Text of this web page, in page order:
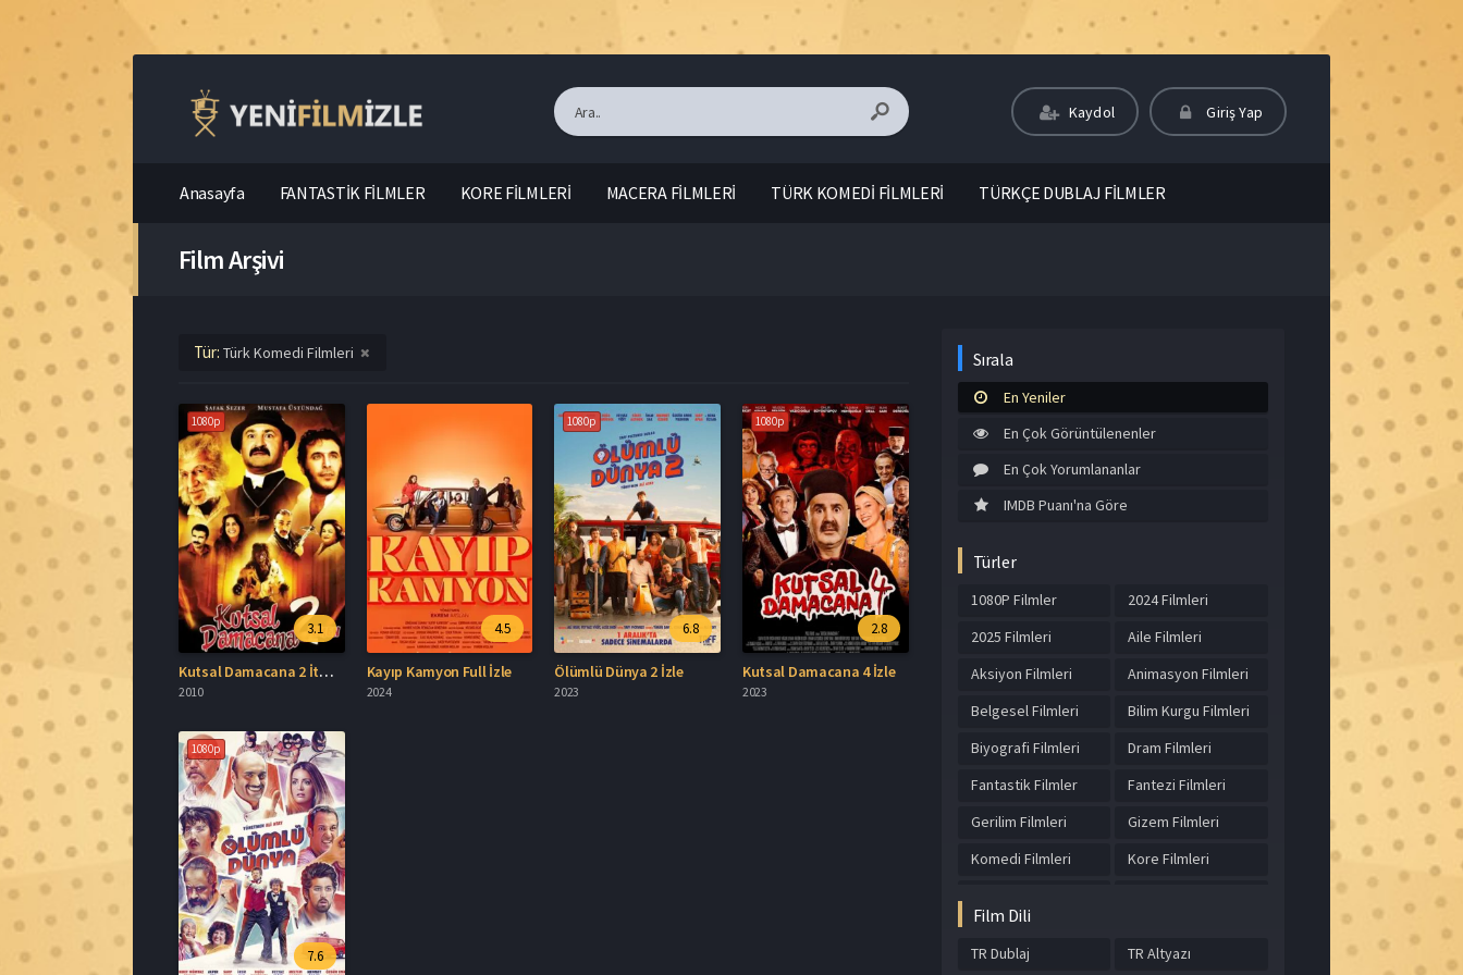
Kaydol Giriş Yap
Anasayfa FANTASTİK FİLMLER KORE FİLMLERİ MACERA FİLMLERİ TÜRK KOMEDİ FİLMLERİ TÜRKÇE DUBLAJ FİLMLER
Film Arşivi
Tür: Türk Komedi Filmleri
1080p
3.1
Kutsal Damacana 2 İtmen Full İzle
2010
4.5
Kayıp Kamyon Full İzle
2024
1080p
6.8
Ölümlü Dünya 2 İzle
2023
1080p
2.8
Kutsal Damacana 4 İzle
2023
1080p
7.6
Sırala
En Yeniler
En Çok Görüntülenenler
En Çok Yorumlananlar
IMDB Puanı'na Göre
Türler
1080P Filmler
2024 Filmleri
2025 Filmleri
Aile Filmleri
Aksiyon Filmleri
Animasyon Filmleri
Belgesel Filmleri
Bilim Kurgu Filmleri
Biyografi Filmleri
Dram Filmleri
Fantastik Filmler
Fantezi Filmleri
Gerilim Filmleri
Gizem Filmleri
Komedi Filmleri
Kore Filmleri
Film Dili
TR Dublaj TR Altyazı